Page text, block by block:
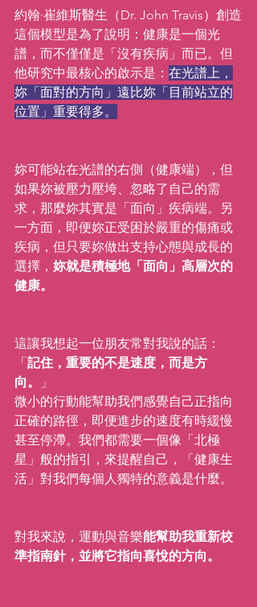
約翰·崔維斯醫生（Dr. John Travis）創造
這個模型是為了說明：健康是一個光
譜，而不僅僅是「沒有疾病」而已。但
他研究中最核心的啟示是： 在光譜上，
妳「面對的方向」遠比妳「目前站立的
位置」重要得多。
妳可能站在光譜的右側（健康端），但
如果妳被壓力壓垮、忽略了自己的需
求，那麼妳其實是「面向」疾病端。另
一方面，即便妳正受困於嚴重的傷痛或
疾病，但只要妳做出支持心態與成長的
選擇， 妳就是積極地「面向」高層次的
健康。
這讓我想起一位朋友常對我說的話：
「記住，重要的不是速度，而是方
向。
」
微小的行動能幫助我們感覺自己正指向
正確的路徑，即便進步的速度有時緩慢
甚至停滯。我們都需要一個像「北極
星」般的指引，來提醒自己，「健康生
活」對我們每個人獨特的意義是什麼。
對我來說，運動與音樂能幫助我重新校
準指南針，並將它指向喜悅的方向。